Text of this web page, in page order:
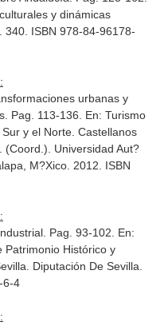
y dinámicas
340. ISBN 978-84-96178-
urbanas y
Pag. 113-136. En: Turismo
y el Norte. Castellanos
(Coord.) . Universidad Aut?
M?Xico. 2012. ISBN
Pag. 93-102. En:
Patrimonio Histórico y
. Diputación De Sevilla.
6-4